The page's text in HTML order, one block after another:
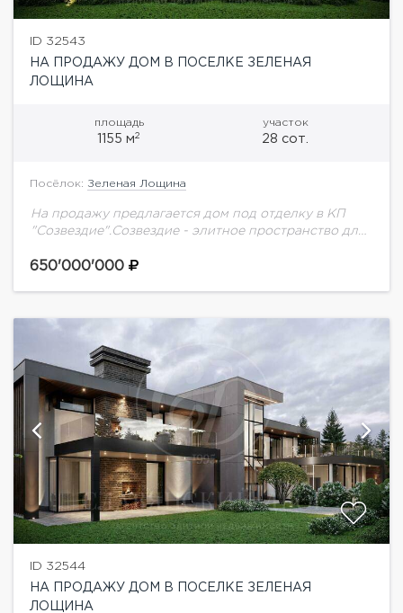
ID 32543
НА ПРОДАЖУ ДОМ В ПОСЕЛКЕ ЗЕЛЕНАЯ
ЛОЩИНА
площадь
1155 м2
участок
28 сот.
Посёлок: Зеленая Лощина
На продажу предлагается дом под отделку в КП
"Созвездие".Созвездие - элитное пространство для
архитектура, окружение леса и полная
650'000'000
ID 32544
НА ПРОДАЖУ ДОМ В ПОСЕЛКЕ ЗЕЛЕНАЯ
ЛОЩИНА